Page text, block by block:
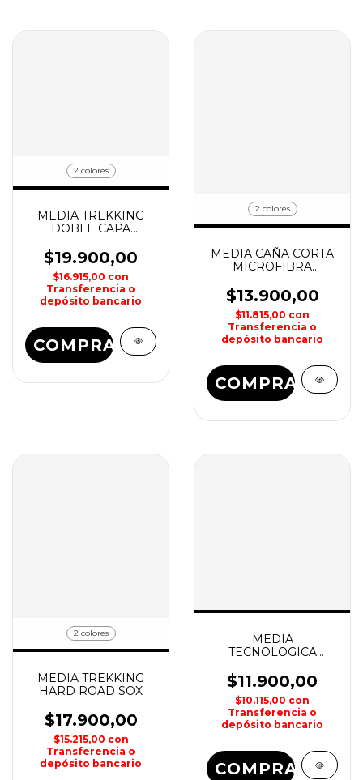
2 colores
MEDIA TREKKING
DOBLE CAPA
$19.900,00
$16.915,00 con
Transferencia o
depósito bancario
COMPRAR
2 colores
MEDIA CAÑA CORTA
MICROFIBRA
$13.900,00
$11.815,00 con
Transferencia o
depósito bancario
COMPRAR
2 colores
MEDIA TREKKING
HARD ROAD SOX
$17.900,00
$15.215,00 con
Transferencia o
depósito bancario
MEDIA
TECNOLOGICA
COMMAND SOX
$11.900,00
$10.115,00 con
Transferencia o
depósito bancario
COMPRAR